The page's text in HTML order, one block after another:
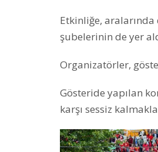
Etkinliğe,
şubelerinin de yer
Organizatörler,
Gösteride yapılan
karşı sessiz